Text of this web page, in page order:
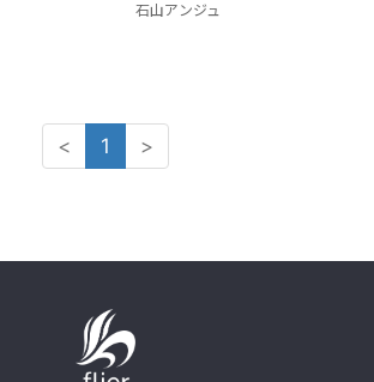
石山アンジュ
< 1 >